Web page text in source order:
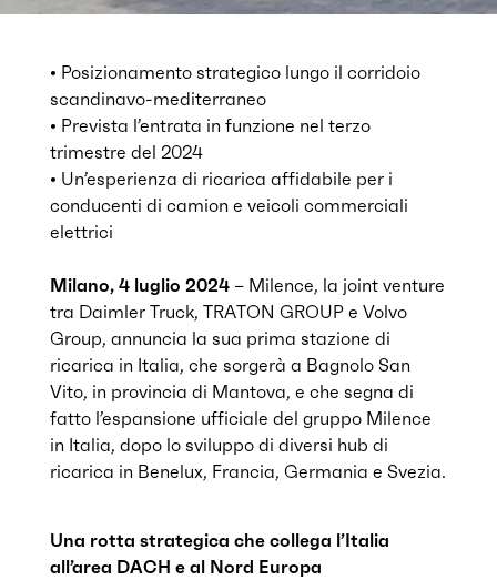
• Posizionamento strategico lungo il corridoio
scandinavo-mediterraneo
• Prevista l’entrata in funzione nel terzo
trimestre del 2024
• Un’esperienza di ricarica affidabile per i
conducenti di camion e veicoli commerciali
elettrici
Milano, 4 luglio 2024– Milence, la joint venture
tra Daimler Truck, TRATON GROUP e Volvo
Group, annuncia la sua prima stazione di
ricarica in Italia, che sorgerà a Bagnolo San
Vito, in provincia di Mantova, e che segna di
fatto l’espansione ufficiale del gruppo Milence
in Italia, dopo lo sviluppo di diversi hub di
ricarica in Benelux, Francia, Germania e Svezia.
Una rotta strategica che collega l’Italia
all’area DACH e al Nord Europa